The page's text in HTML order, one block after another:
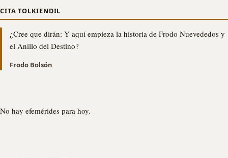
CITA TOLKIENDIL
¿Cree que dirán: Y aquí empieza la historia de Frodo Nuevededos y
el Anillo del Destino?
Frodo Bolsón
No hay efemérides para hoy.